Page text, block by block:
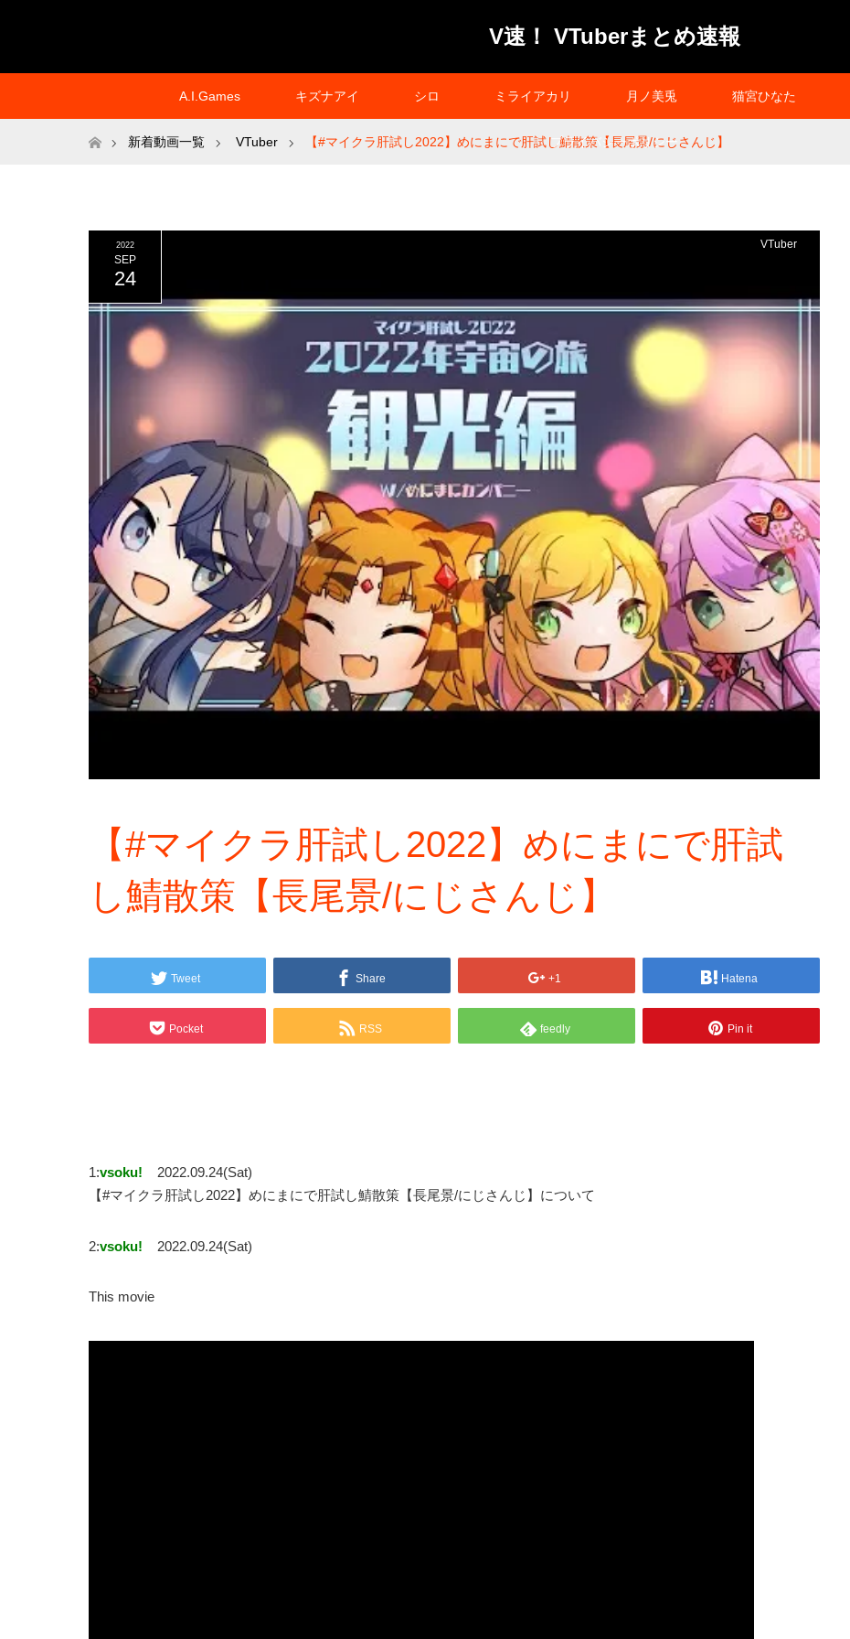
V速！ VTuberまとめ速報
A.I.Games キズナアイ シロ ミライアカリ 月ノ美兎 猫宮ひなた
プライバシーポリシー
ホーム新着動画一覧 VTuber 【#マイクラ肝試し2022】めにまにで肝試し鯖散策【長尾景/にじさんじ】
2022
SEP
24
VTuber
【#マイクラ肝試し2022】めにまにで肝試
し鯖散策【長尾景/にじさんじ】
Tweet Share +1 Hatena
Pocket RSS feedly Pin it
1:vsoku!
2022.09.24(Sat)
【#マイクラ肝試し2022】めにまにで肝試し鯖散策【長尾景/にじさんじ】について
2:vsoku! 2022.09.24(Sat)
This movie